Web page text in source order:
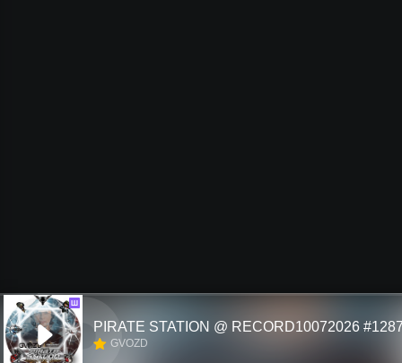
Ш
PIRATE STATION @ RECORD10072026
GVOZD